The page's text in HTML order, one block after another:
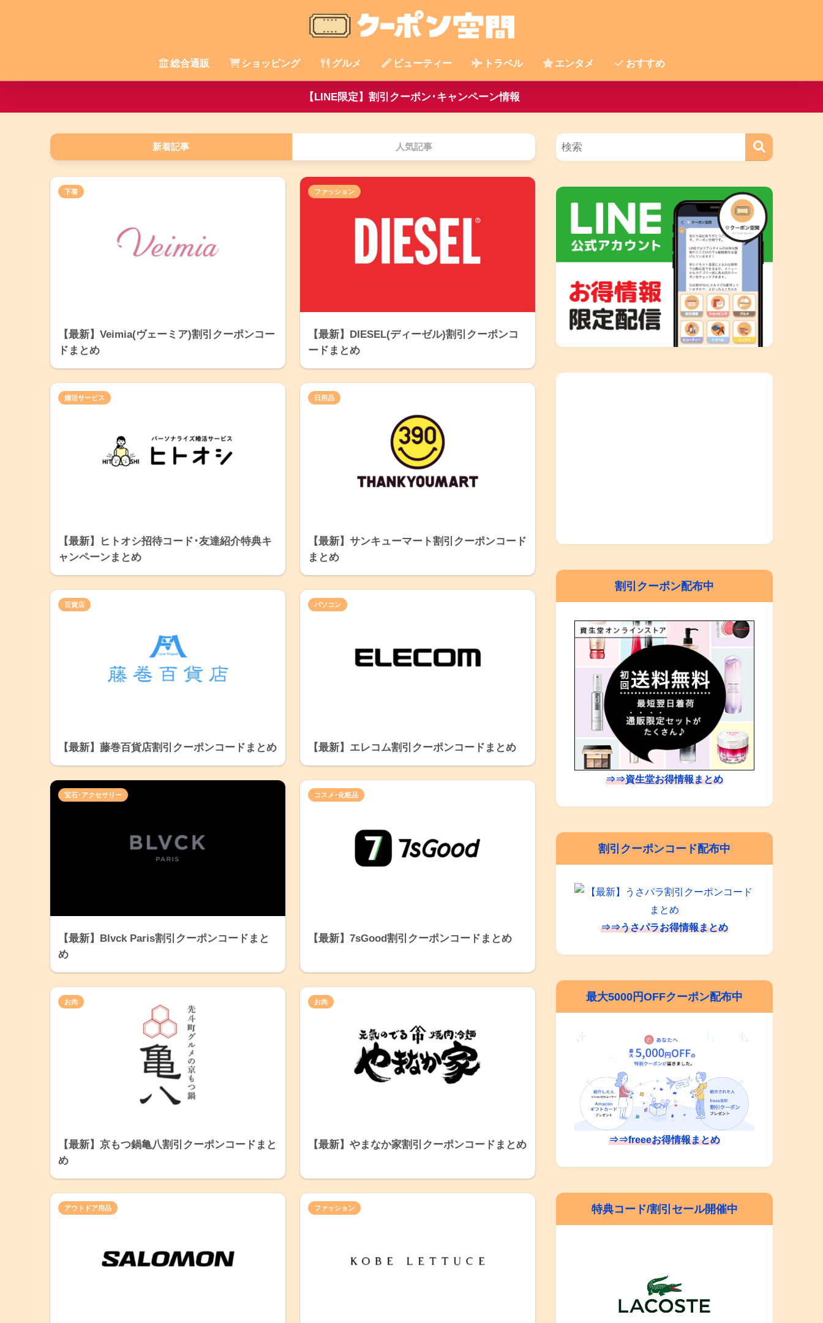
総合通販 ショッピング グルメ ビューティー トラベル エンタメ おすすめ
【LINE限定】割引クーポン･キャンペーン情報
新着記事 人気記事
【最新】Veimia(ヴェーミア)割引クーポンコー
ドまとめ
下着
【最新】DIESEL(ディーゼル)割引クーポンコ
ードまとめ
ファッション
【最新】ヒトオシ招待コード･友達紹介特典キ
ャンペーンまとめ
婚活サービス
【最新】サンキューマート割引クーポンコード
まとめ
日用品
【最新】藤巻百貨店割引クーポンコードまとめ
百貨店
【最新】エレコム割引クーポンコードまとめ
パソコン
【最新】Blvck Paris割引クーポンコードまと
め
宝石･アクセサリー
【最新】7sGood割引クーポンコードまとめ
コスメ･化粧品
【最新】京もつ鍋亀八割引クーポンコードまと
め
お肉
【最新】やまなか家割引クーポンコードまとめ
お肉
アウトドア用品 ファッション
割引クーポン配布中
⇒⇒資生堂お得情報まとめ
割引クーポンコード配布中
⇒⇒うさパラお得情報まとめ
最大5000円OFFクーポン配布中
⇒⇒freeeお得情報まとめ
特典コード/割引セール開催中